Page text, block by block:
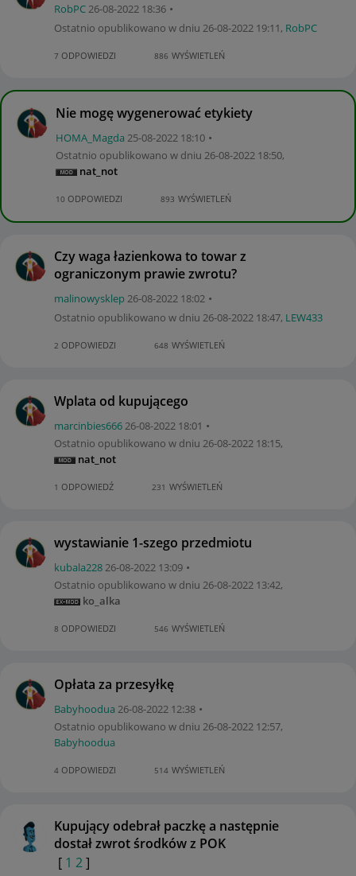
RobPC‎26-08-2022 18:36
Ostatnio opublikowano w dniu ‎26-08-2022 19:11, RobPC
7 ODPOWIEDZI 886 WYŚWIETLEŃ
Nie mogę wygenerować etykiety
HOMA_Magda ‎25-08-2022 18:10
Ostatnio opublikowano w dniu ‎26-08-2022 18:50,
nat_not
10 ODPOWIEDZI 893 WYŚWIETLEŃ
Czy waga łazienkowa to towar z
ograniczonym prawie zwrotu?
malinowysklep‎26-08-2022 18:02
Ostatnio opublikowano w dniu ‎26-08-2022 18:47, LEW433
2 ODPOWIEDZI 648 WYŚWIETLEŃ
Wplata od kupującego
marcinbies666‎26-08-2022 18:01
Ostatnio opublikowano w dniu ‎26-08-2022 18:15,
nat_not
1 ODPOWIEDŹ 231 WYŚWIETLEŃ
wystawianie 1-szego przedmiotu
kubala228‎26-08-2022 13:09
Ostatnio opublikowano w dniu ‎26-08-2022 13:42,
ko_alka
8 ODPOWIEDZI 546 WYŚWIETLEŃ
Opłata za przesyłkę
Babyhoodua ‎26-08-2022 12:38
Ostatnio opublikowano w dniu ‎26-08-2022 12:57,
Babyhoodua
4 ODPOWIEDZI 514 WYŚWIETLEŃ
Kupujący odebrał paczkę a następnie
dostał zwrot środków z POK
[ 1 2]